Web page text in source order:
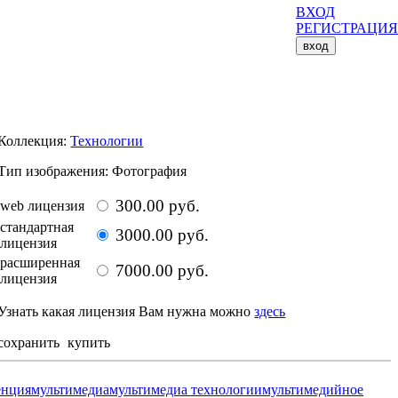
ВХОД
РЕГИСТРАЦИЯ
вход
Технологии
изображения: Фотография
web лицензия 300.00 руб.
стандартная
лицензия
3000.00 руб.
расширенная
лицензия
7000.00 руб.
какая лицензия Вам нужна можноздесь
купить
мультимедиамультимедиа технологиимультимедийное